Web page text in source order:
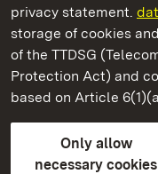
privacy statement.
storage of cookies
of the TTDSG
Protection Act) and
based on Article
Only allow
necessary cookies
Staatliche Schlösser
State Palaces and
Contact usFAQ